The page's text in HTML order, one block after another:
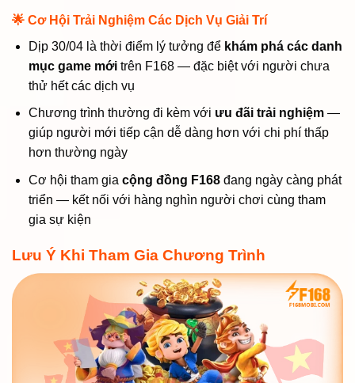
🌟 Cơ Hội Trải Nghiệm Các Dịch Vụ Giải Trí
Dịp 30/04 là thời điểm lý tưởng để khám phá các danh
mục game mớitrên F168 — đặc biệt với người chưa
thử hết các dịch vụ
Chương trình thường đi kèm với ưu đãi trải nghiệm—
giúp người mới tiếp cận dễ dàng hơn với chi phí thấp
hơn thường ngày
Cơ hội tham gia cộng đồng F168đang ngày càng phát
triển — kết nối với hàng nghìn người chơi cùng tham
gia sự kiện
Lưu Ý Khi Tham Gia Chương Trình